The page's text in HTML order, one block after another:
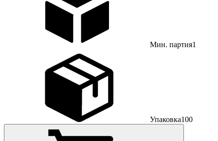
Мин. партия1
Упаковка100